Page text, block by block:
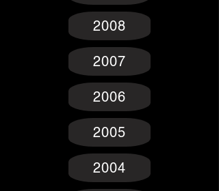
2008
2007
2006
2005
2004